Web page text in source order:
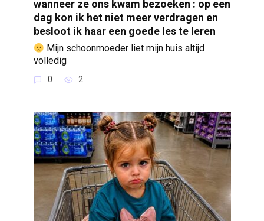
wanneer ze ons kwam bezoeken : op een
dag kon ik het niet meer verdragen en
besloot ik haar een goede les te leren
Mijn schoonmoeder liet mijn huis altijd
volledig
0 2